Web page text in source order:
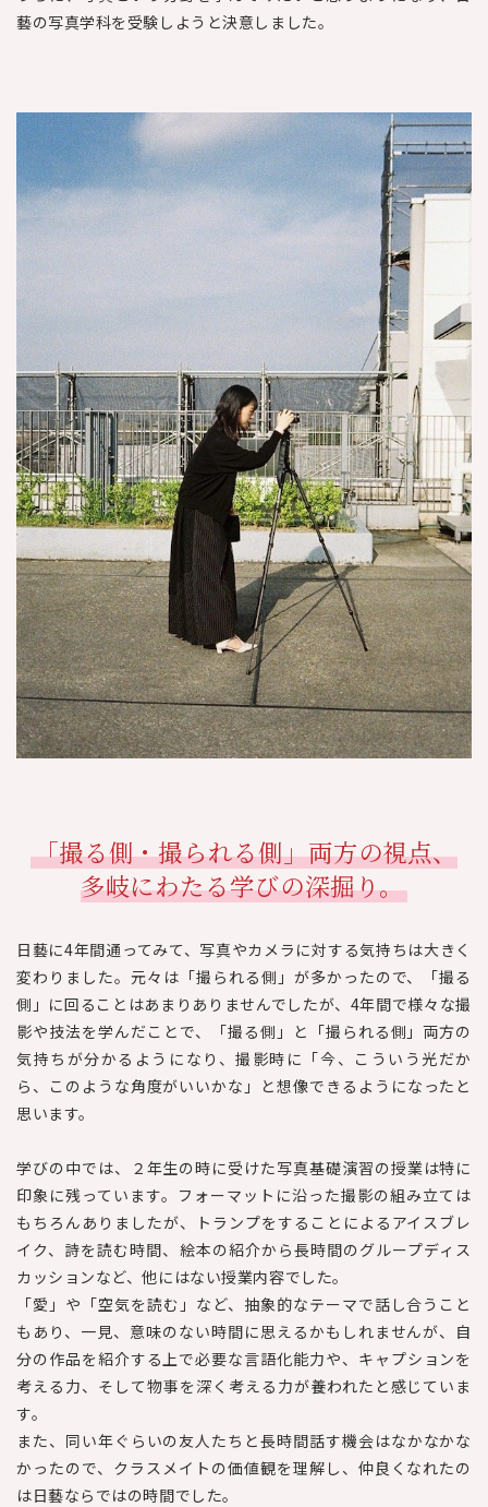
藝の写真学科を受験しようと決意しました。
「撮る側・撮られる側」両方の視点、
多岐にわたる学びの深掘り。
日藝に4年間通ってみて、写真やカメラに対する気持ちは大きく
変わりました。元々は「撮られる側」が多かったので、「撮る
側」に回ることはあまりありませんでしたが、4年間で様々な撮
影や技法を学んだことで、「撮る側」と「撮られる側」両方の
気持ちが分かるようになり、撮影時に「今、こういう光だか
ら、このような角度がいいかな」と想像できるようになったと
思います。
学びの中では、２年生の時に受けた写真基礎演習の授業は特に
印象に残っています。フォーマットに沿った撮影の組み立ては
もちろんありましたが、トランプをすることによるアイスブレ
イク、詩を読む時間、絵本の紹介から長時間のグループディス
カッションなど、他にはない授業内容でした。
「愛」や「空気を読む」など、抽象的なテーマで話し合うこと
もあり、一見、意味のない時間に思えるかもしれませんが、自
分の作品を紹介する上で必要な言語化能力や、キャプションを
考える力、そして物事を深く考える力が養われたと感じていま
す。
また、同い年ぐらいの友人たちと長時間話す機会はなかなかな
かったので、クラスメイトの価値観を理解し、仲良くなれたの
は日藝ならではの時間でした。